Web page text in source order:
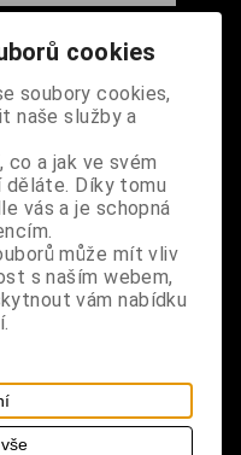
zapínání
cookies
soubory cookies,
naše služby a
co a jak ve svém
děláte. Díky tomu
vás a je schopná
může mít vliv
s naším webem,
vám nabídku